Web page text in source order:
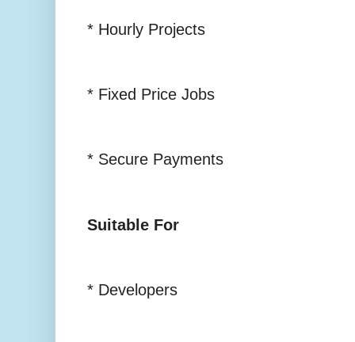
* Hourly Projects
* Fixed Price Jobs
* Secure Payments
Suitable For
* Developers